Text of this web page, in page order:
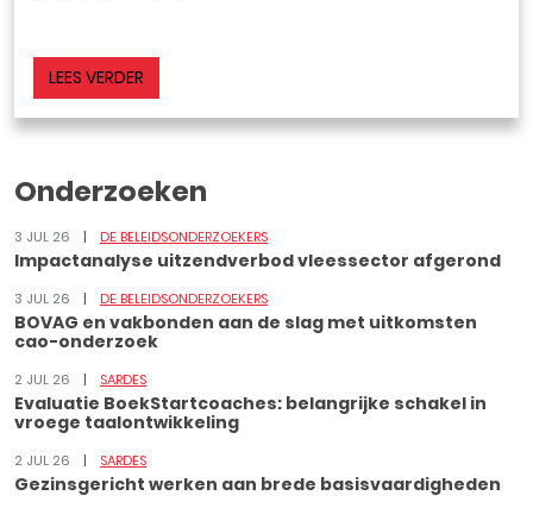
LEES VERDER
Onderzoeken
3 JUL 26 DE BELEIDSONDERZOEKERS
Impactanalyse uitzendverbod vleessector afgerond
3 JUL 26 DE BELEIDSONDERZOEKERS
BOVAG en vakbonden aan de slag met uitkomsten
cao-onderzoek
2 JUL 26 SARDES
Evaluatie BoekStartcoaches: belangrijke schakel in
vroege taalontwikkeling
2 JUL 26 SARDES
Gezinsgericht werken aan brede basisvaardigheden